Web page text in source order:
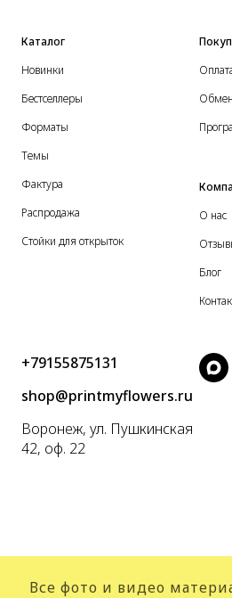
Каталог
Новинки
Бестселлеры
Форматы
Темы
Фактура
Распродажа
Стойки для открыток
О нас
Блог
+79155875131
shop@printmyflowers.ru
Воронеж, ул. Пушкинская
42, оф. 22
Все фото и видео